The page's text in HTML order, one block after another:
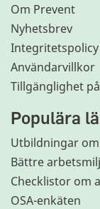
Om Prevent
Nyhetsbrev
Integritetspolicy
Användarvillkor
Tillgänglighet
Populära
Utbildningar
Bättre
Checklistor om
OSA-enkäten